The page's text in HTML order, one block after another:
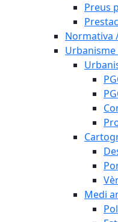
Preus
Normativa
Medi